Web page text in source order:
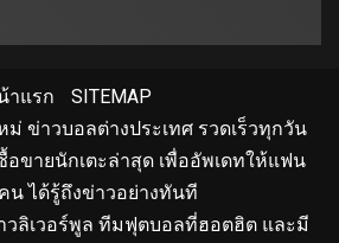
าแรก
SITEMAP
ข่าวบอลต่างประเทศ รวดเร็วทุกวัน
ขายนักเตะล่าสุด เพื่ออัพเดทให้แฟน
น ได้รู้ถึงข่าวอย่างทันที
ลิเวอร์พูล ทีมฟุตบอลที่ฮอตฮิต และมี